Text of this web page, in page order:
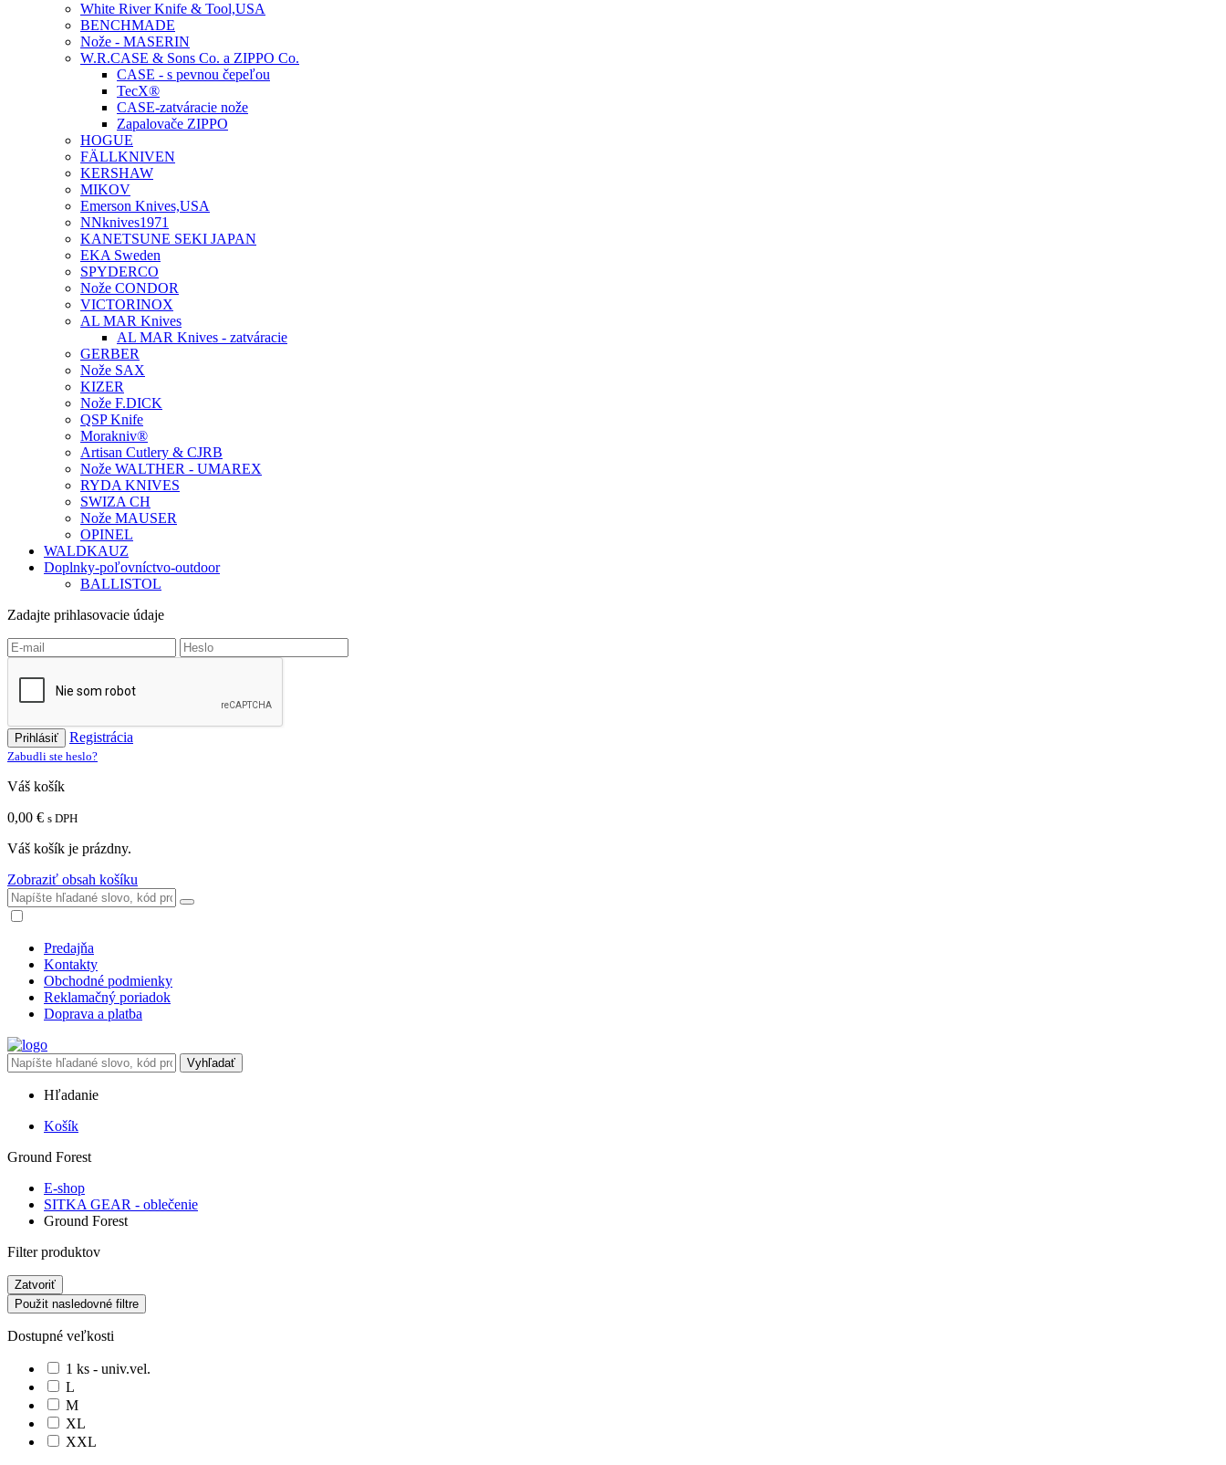
White River Knife & Tool,USA
BENCHMADE
Nože - MASERIN
W.R.CASE & Sons Co. a ZIPPO Co.
CASE - s pevnou čepeľou
TecX®
CASE-zatváracie nože
Zapalovače ZIPPO
HOGUE
FÄLLKNIVEN
KERSHAW
MIKOV
Emerson Knives,USA
NNknives1971
KANETSUNE SEKI JAPAN
EKA Sweden
SPYDERCO
Nože CONDOR
VICTORINOX
AL MAR Knives
AL MAR Knives - zatváracie
GERBER
Nože SAX
KIZER
Nože F.DICK
QSP Knife
Morakniv®
Artisan Cutlery & CJRB
Nože WALTHER - UMAREX
RYDA KNIVES
SWIZA CH
Nože MAUSER
OPINEL
WALDKAUZ
Doplnky-poľovníctvo-outdoor
BALLISTOL
Zadajte prihlasovacie údaje
Prihlásiť Registrácia
Zabudli ste heslo?
Váš košík
0,00 € s DPH
Váš košík je prázdny.
Zobraziť obsah košíku
Predajňa
Kontakty
Obchodné podmienky
Reklamačný poriadok
Doprava a platba
Vyhľadať
Hľadanie
Košík
Ground Forest
E-shop
SITKA GEAR - oblečenie
Ground Forest
Filter produktov
Zatvoriť
Použit nasledovné filtre
Dostupné veľkosti
1 ks - univ.vel.
L
M
XL
XXL